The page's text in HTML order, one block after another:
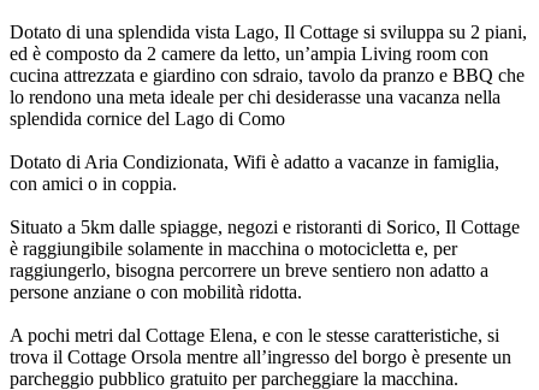
Dotato di una splendida vista Lago, Il Cottage si sviluppa su 2 piani,
ed è composto da 2 camere da letto, un’ampia Living room con
cucina attrezzata e giardino con sdraio, tavolo da pranzo e BBQ che
lo rendono una meta ideale per chi desiderasse una vacanza nella
splendida cornice del Lago di Como
Dotato di Aria Condizionata, Wifi è adatto a vacanze in famiglia,
con amici o in coppia.
Situato a 5km dalle spiagge, negozi e ristoranti di Sorico, Il Cottage
è raggiungibile solamente in macchina o motocicletta e, per
raggiungerlo, bisogna percorrere un breve sentiero non adatto a
persone anziane o con mobilità ridotta.
A pochi metri dal Cottage Elena, e con le stesse caratteristiche, si
trova il Cottage Orsola mentre all’ingresso del borgo è presente un
parcheggio pubblico gratuito per parcheggiare la macchina.